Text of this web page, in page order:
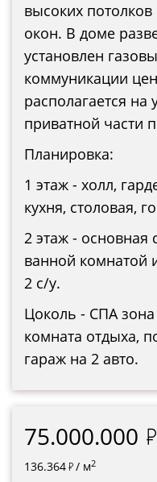
высоких
окон. В доме
установлен
коммуникации
располагается на
приватной части
Планировка:
1 этаж - холл,
кухня, столовая,
2 этаж - основная
ванной комнатой
2 с/у.
Цоколь - СПА
комната отдыха,
гараж на 2 авто.
75.000.000
136.364 / м2